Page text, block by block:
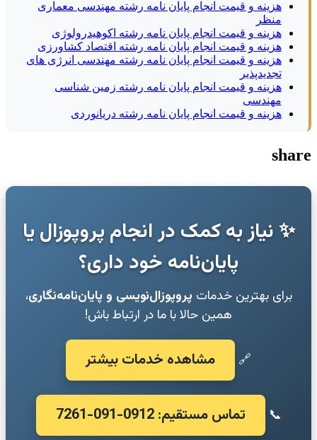
هزینه و قیمت انجام پایان نامه رشته مهندسی معماری
منظر
هزینه و قیمت انجام پایان نامه رشته اکوهیدرولوژی
هزینه و قیمت انجام پایان نامه رشته اقتصاد کشاورزی
هزینه و قیمت انجام پایان نامه رشته مهندسی انرژی های
تجدیدپذیر
هزینه و قیمت انجام پایان نامه رشته زمین شناسی
مهندسی
هزینه و قیمت انجام پایان نامه رشته دریانوردی
share
✨ نیاز به کمک در انجام پروپوزال یا
پایان‌نامه خود داری؟
برای بهترین خدمات پروپوزال‌نویسی و پایان‌نامه‌نگاری،
همین حالا با ما در ارتباط باش!
🔗 مشاهده خدمات بیشتر
📞 تماس مستقیم: 0912-091-7261